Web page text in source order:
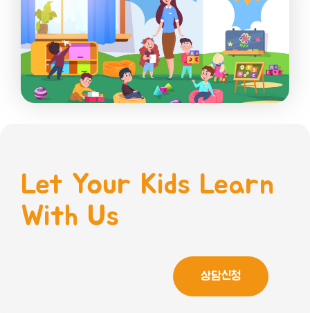
Let Your Kids Learn
With Us
상담신청